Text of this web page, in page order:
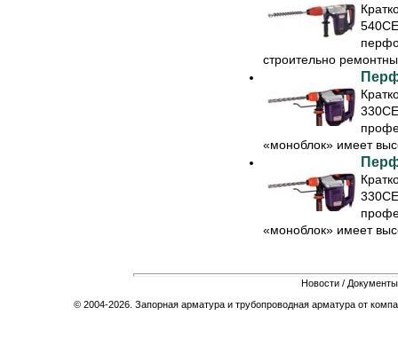
строительно
«моноблок» имеет
«моноблок» имеет
Новости / Документы
© 2004-2026. Запорная арматура и трубопроводная арматура от